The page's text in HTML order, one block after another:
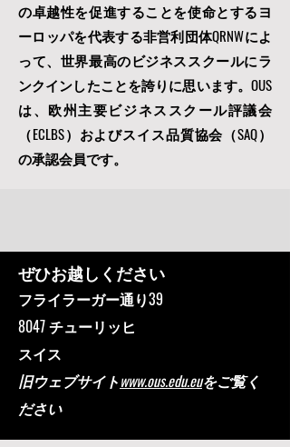
の卓越性を促進することを使命とするヨ
ーロッパを代表する非営利団体QRNWによ
って、 世界最高のビジネススクールにラ
ンクインしたことを誇りに思います。OUS
は、欧州主要ビジネススクール評議会
（ECLBS） およびスイス品質協会（SAQ）
の承認会員です。
ぜひお越しください
フライラーガー通り39
8047 チューリッヒ
スイス
旧ウェブサイトwww.ous.edu.euをご覧く
ださい